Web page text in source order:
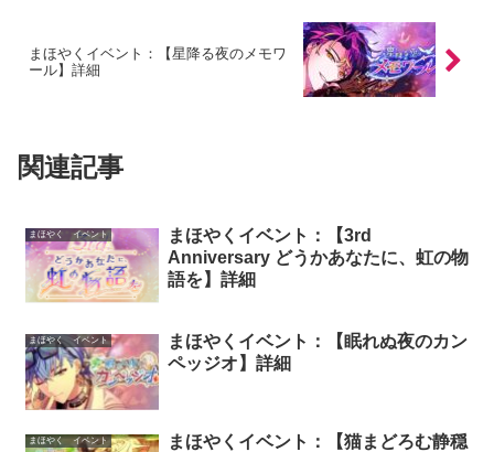
まほやくイベント：【星降る夜のメモワ
ール】詳細
関連記事
まほやく イベント
まほやくイベント：【3rd
Anniversary どうかあなたに、虹の物
語を】詳細
まほやく イベント
まほやくイベント：【眠れぬ夜のカン
ペッジオ】詳細
まほやく イベント
まほやくイベント：【猫まどろむ静穏